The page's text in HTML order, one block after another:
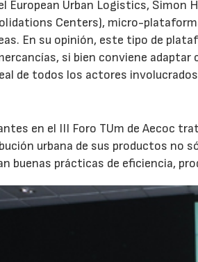
European Urban Logistics,
Centers), micro-
En su opinión, este tipo de
si bien conviene
de todos los actores
en el III Foro TUm de Aecoc
urbana de sus productos no
buenas prácticas de eficiencia,